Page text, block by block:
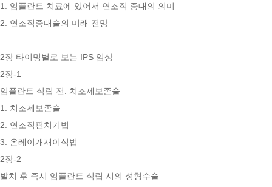
1. 임플란트 치료에 있어서 연조직 증대의 의미
2. 연조직증대술의 미래 전망
2장 타이밍별로 보는 IPS 임상
2장-1
임플란트 식립 전: 치조제보존술
1. 치조제보존술
2. 연조직펀치기법
3. 온레이개재이식법
2장-2
발치 후 즉시 임플란트 식립 시의 성형수술